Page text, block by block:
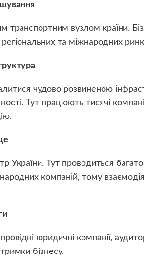
транспортним вузлом країни.
та міжнародних
чудово розвиненою
Тут працюють тисячі
України. Тут проводиться
компаній, тому
юридичні компанії,
бізнесу.